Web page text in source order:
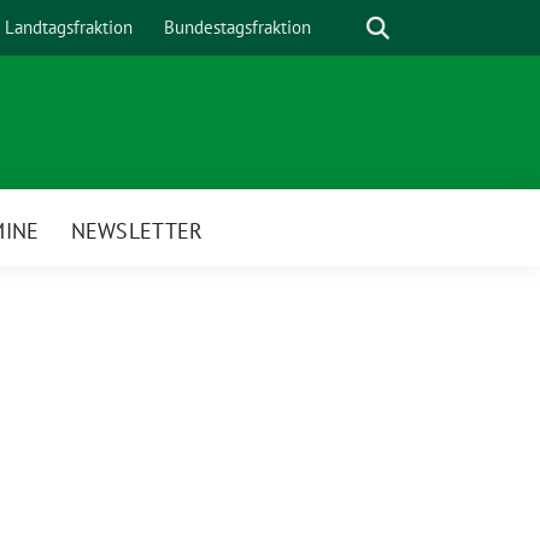
Landtagsfraktion Bundestagsfraktion Suche
NEWSLETTER